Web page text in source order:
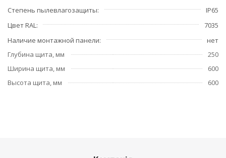
Степень пылевлагозащиты
IP65
Цвет RAL
7035
Наличие монтажной панели
нет
Глубина щита, мм
250
Ширина щита, мм
600
Высота щита, мм
600